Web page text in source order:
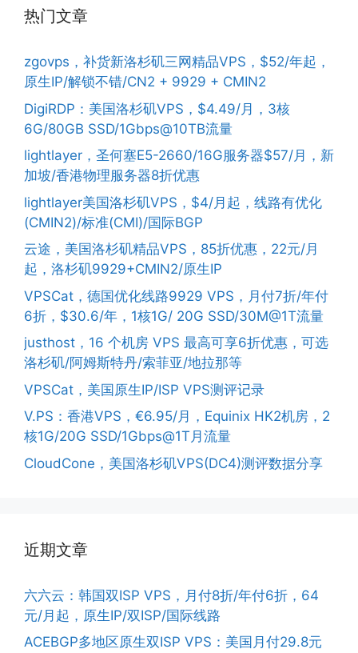
热门文章
zgovps，补货新洛杉矶三网精品VPS，$52/年起，
原生IP/解锁不错/CN2 + 9929 + CMIN2
DigiRDP：美国洛杉矶VPS，$4.49/月，3核
6G/80GB SSD/1Gbps@10TB流量
lightlayer，圣何塞E5-2660/16G服务器$57/月，新
加坡/香港物理服务器8折优惠
lightlayer美国洛杉矶VPS，$4/月起，线路有优化
(CMIN2)/标准(CMI)/国际BGP
云途，美国洛杉矶精品VPS，85折优惠，22元/月
起，洛杉矶9929+CMIN2/原生IP
VPSCat，德国优化线路9929 VPS，月付7折/年付
6折，$30.6/年，1核1G/ 20G SSD/30M@1T流量
justhost，16 个机房 VPS 最高可享6折优惠，可选
洛杉矶/阿姆斯特丹/索菲亚/地拉那等
VPSCat，美国原生IP/ISP VPS测评记录
V.PS：香港VPS，€6.95/月，Equinix HK2机房，2
核1G/20G SSD/1Gbps@1T月流量
CloudCone，美国洛杉矶VPS(DC4)测评数据分享
近期文章
六六云：韩国双ISP VPS，月付8折/年付6折，64
元/月起，原生IP/双ISP/国际线路
ACEBGP多地区原生双ISP VPS：美国月付29.8元